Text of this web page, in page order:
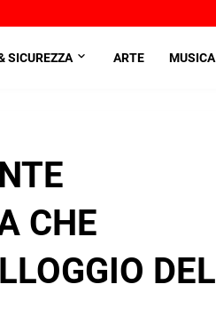
SICUREZZA ARTE MUSICA
CHE
DEL